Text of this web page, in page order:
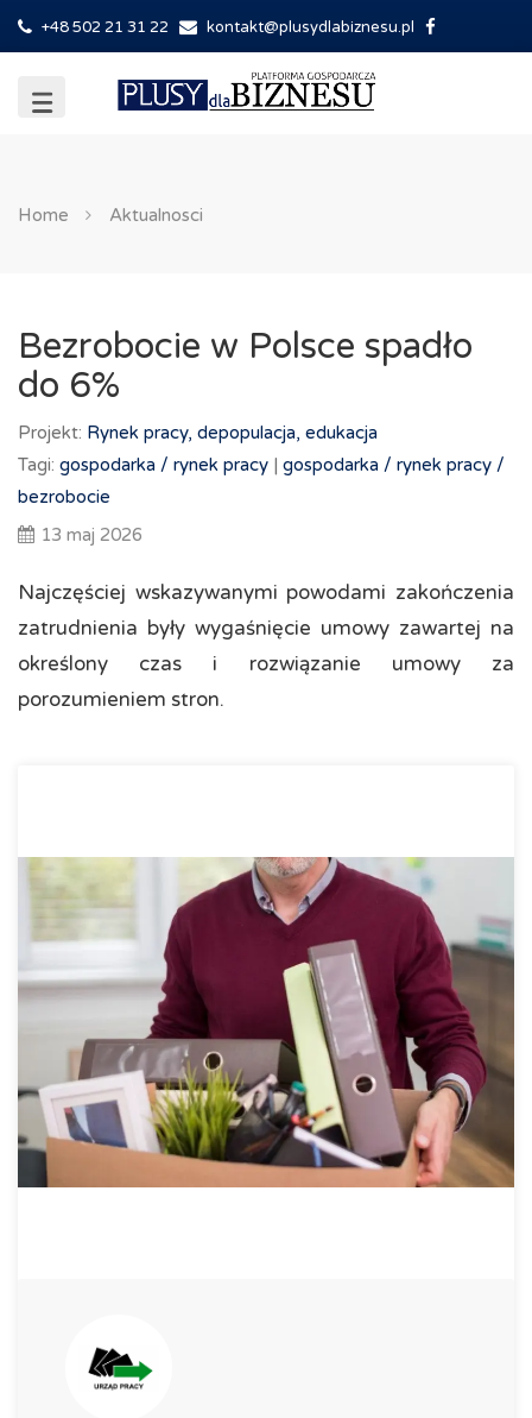
+48 502 21 31 22 kontakt@plusydlabiznesu.pl
Home Aktualnosci
Bezrobocie w Polsce spadło
do 6%
Projekt: Rynek pracy, depopulacja, edukacja
Tagi: gospodarka / rynek pracy | gospodarka / rynek pracy /
bezrobocie
13 maj 2026
Najczęściej wskazywanymi powodami zakończenia
zatrudnienia były wygaśnięcie umowy zawartej na
określony czas i rozwiązanie umowy za
porozumieniem stron.